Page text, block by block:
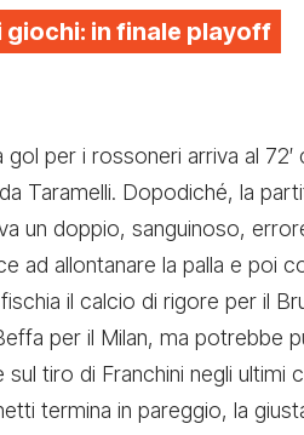
giochi: in finale playoff
gol per i rossoneri arriva al 72′
Taramelli. Dopodiché, la
un doppio, sanguinoso,
ad allontanare la palla e poi
il calcio di rigore per il
per il Milan, ma potrebbe
tiro di Franchini negli ultimi
termina in pareggio, la